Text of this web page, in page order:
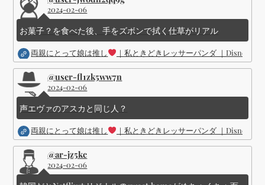
2024-02-06
お菓子？を食べた後、手をズボンで拭く仕草がリアル
両親にとって娘は推し ｜私ときどきレッサーパンダ ｜Disney (
@user-fl1zk5ww7n
2024-02-06
声エヴァのアスカと同じ人？
両親にとって娘は推し ｜私ときどきレッサーパンダ ｜Disney (
@ar-jz5kc
2024-02-06